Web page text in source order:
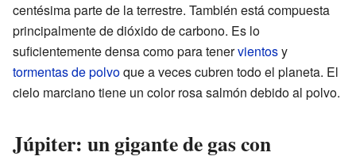
centésima parte de la terrestre. También está compuesta
principalmente de dióxido de carbono. Es lo
suficientemente densa como para tenervientosy
tormentas de polvoque a veces cubren todo el planeta. El
cielo marciano tiene un color rosa salmón debido al polvo.
Júpiter: un gigante de gas con